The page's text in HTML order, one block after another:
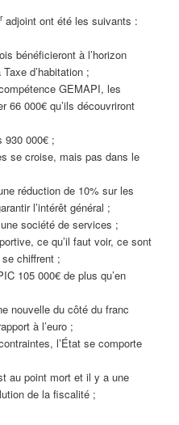
adjoint ont été les suivants :
bénéficieront à l’horizon
d’habitation ;
GEMAPI, les
66 000€ qu’ils découvriront
930 000€ ;
se croise, mais pas dans le
réduction de 10% sur les
l’intérêt général ;
société de services ;
ce qu’il faut voir, ce sont
chiffrent ;
105 000€ de plus qu’en
nouvelle du côté du franc
à l’euro ;
l’État se comporte
au point mort et il y a une
de la fiscalité ;